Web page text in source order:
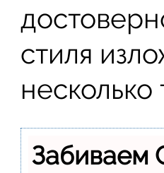
стиля
несколько
Забиваем